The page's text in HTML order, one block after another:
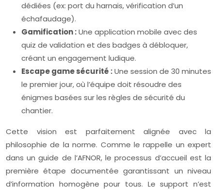
dédiées (ex: port du harnais, vérification d’un
échafaudage).
Gamification :Une application mobile avec des
quiz de validation et des badges à débloquer,
créant un engagement ludique.
Escape game sécurité :Une session de 30 minutes
le premier jour, où l’équipe doit résoudre des
énigmes basées sur les règles de sécurité du
chantier.
Cette vision est parfaitement alignée avec la
philosophie de la norme. Comme le rappelle un expert
dans un guide de l’AFNOR, le processus d’accueil est la
première étape documentée garantissant un niveau
d’information homogène pour tous. Le support n’est